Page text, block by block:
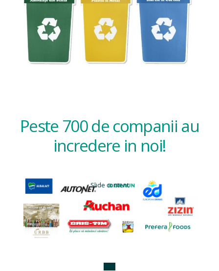
Peste 700 de companii au
incredere in noi!
Slide content